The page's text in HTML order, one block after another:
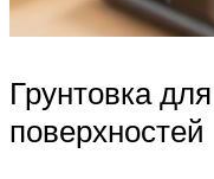
Грунтовка
поверхностей